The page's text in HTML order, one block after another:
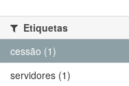
Etiquetas
cessão (1)
servidores (1)